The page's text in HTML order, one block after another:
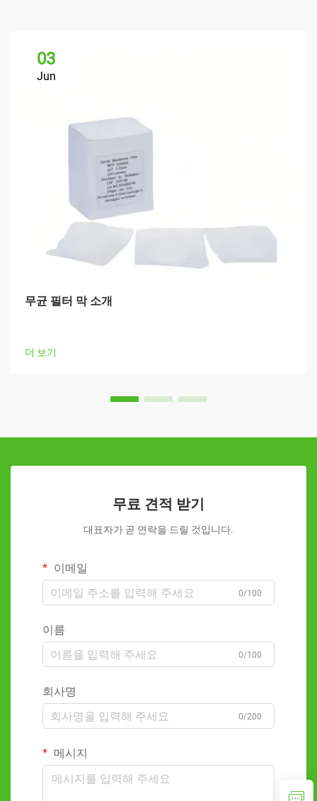
03
Jun
무균 필터 막 소개
더 보기
무료 견적 받기
대표자가 곧 연락을 드릴 것입니다.
이메일
0/100
이름
0/100
회사명
0/200
메시지